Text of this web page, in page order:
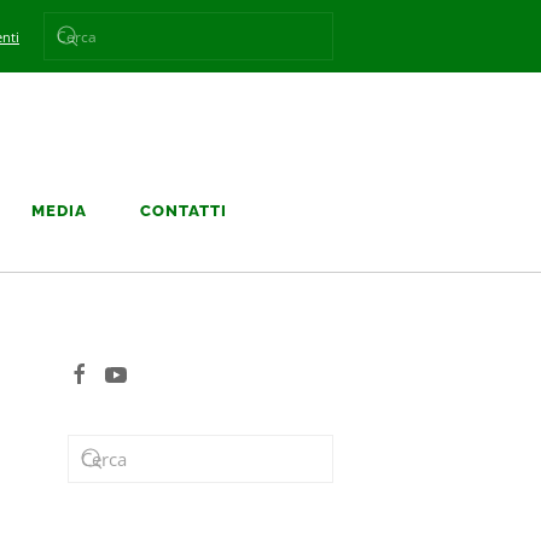
MEDIA CONTATTI